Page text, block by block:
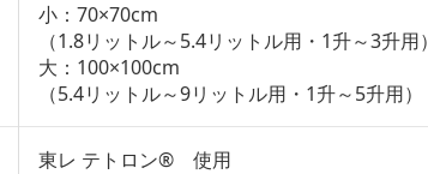
小：70×70cm
（1.8リットル～5.4リットル用・1升～3升用）
大：100×100cm
（5.4リットル～9リットル用・1升～5升用）
東レ テトロン® 使用